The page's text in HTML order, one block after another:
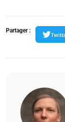
Partager :